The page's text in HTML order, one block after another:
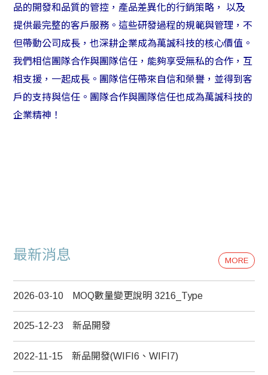
品的開發和品質的管控，產品差異化的行銷策略， 以及
提供最完整的客戶服務。這些研發過程的規範與管理，不
但帶動公司成長，也深耕企業成為萬誠科技的核心價值。
我們相信團隊合作與團隊信任，能夠享受無私的合作，互
相支援，一起成長。團隊信任帶來自信和榮譽，並得到客
戶的支持與信任。團隊合作與團隊信任也成為萬誠科技的
企業精神！
最新消息 MORE
2026-03-10 MOQ數量變更說明 3216_Type
2025-12-23 新品開發
2022-11-15 新品開發(WIFI6、WIFI7)